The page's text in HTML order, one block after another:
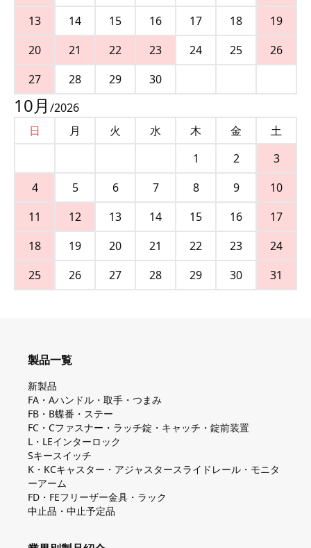
13
14 15 16 17 18
19
20
21 22 23 24 25
26
27
28 29 30
10月 /2026
日
月 火 水 木 金
土
1
2
3
4
5 6 7 8 9
10
11
12 13 14 15 16
17
18
19 20 21 22 23
24
25
26 27 28 29 30 31
製品一覧
新製品
FA・Aハンドル・取手・つまみ
FB・B蝶番・ステー
FC・Cファスナー・ラッチ錠・キャッチ・錠前装置
L・LEインターロック
Sキースイッチ
K・KCキャスター・アジャスタースライドレール・モニタ
ーアーム
FD・FEフリーザー金具・ラック
中止品・中止予定品